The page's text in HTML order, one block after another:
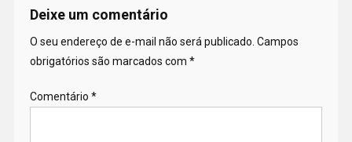
Deixe um comentário
O seu endereço de e-mail não será publicado. Campos
obrigatórios são marcados com *
Comentário *